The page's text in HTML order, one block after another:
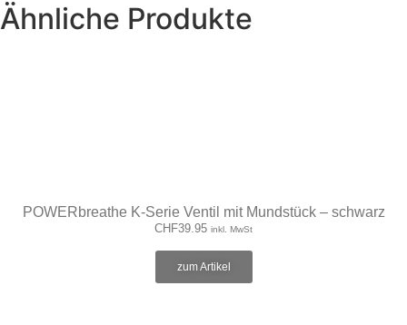
Ähnliche Produkte
POWERbreathe K-Serie Ventil mit Mundstück – schwarz
CHF39.95 inkl. MwSt
zum Artikel